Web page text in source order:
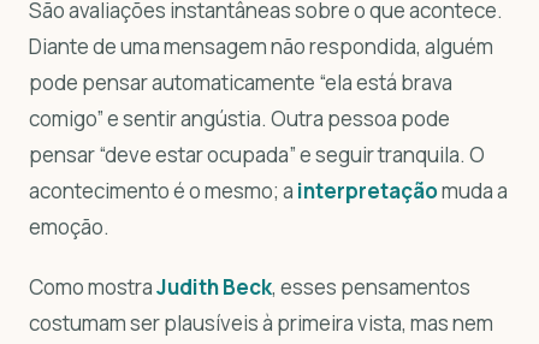
São avaliações instantâneas sobre o que acontece.
Diante de uma mensagem não respondida, alguém
pode pensar automaticamente “ela está brava
comigo” e sentir angústia. Outra pessoa pode
pensar “deve estar ocupada” e seguir tranquila. O
acontecimento é o mesmo; a interpretaçãomuda a
emoção.
Como mostraJudith Beck, esses pensamentos
costumam ser plausíveis à primeira vista, mas nem